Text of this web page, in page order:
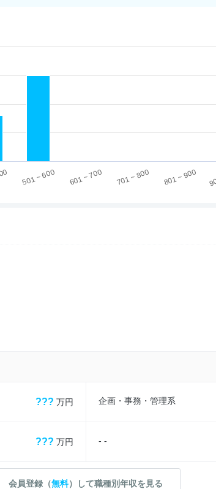
501 ~ 600 601 ~ 700 701 ~ 800 801 ~ 900
??? 万円 企画・事務・管理系
??? 万円 - -
会員登録（無料）して職種別年収を見る